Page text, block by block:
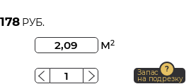
РУБ.
м2
Запас
на подрезку